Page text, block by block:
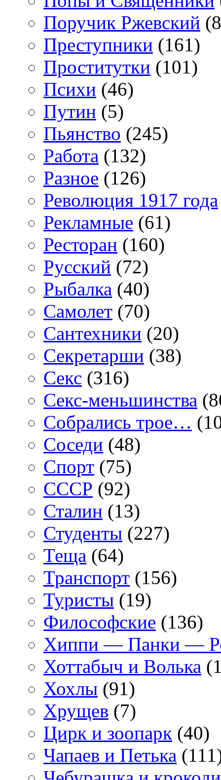
Поручик Ржевский
Преступники (161)
Проститутки (101)
Психи (46)
Путин (5)
Пьянство (245)
Работа (132)
Разное (126)
Революция 1917 года
Рекламные (61)
Ресторан (160)
Русский (72)
Рыбалка (40)
Самолет (70)
Сантехники (20)
Секретарши (38)
Секс (316)
Секс-меньшинства
Собрались трое…
Соседи (48)
Спорт (75)
СССР (92)
Сталин (13)
Студенты (227)
Теща (64)
Транспорт (156)
Туристы (19)
Философские (136)
Хиппи — Панки —
Хоттабыч и Волька
Хохлы (91)
Хрущев (7)
Цирк и зоопарк (40)
Чапаев и Петька